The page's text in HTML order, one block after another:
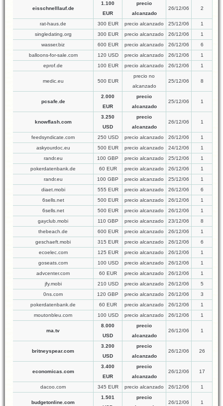
eisschnelllauf.de
1.100
EUR
precio
alcanzado
26/12/06 2
rat-haus.de 300 EUR precio alcanzado 25/12/06
1
singledating.org
300 EUR precio alcanzado 26/12/06
1
wasser.biz
600 EUR precio alcanzado 26/12/06
6
balloons-for-sale.com
120 USD precio alcanzado 26/12/06
1
eprof.de
100 EUR precio alcanzado 26/12/06 1
medic.eu 500 EUR
precio no
alcanzado
25/12/06 8
pcsafe.de
2.000
EUR
precio
alcanzado
25/12/06 1
knowflash.com
3.250
USD
precio
alcanzado
26/12/06 1
feedsyndicate.com 250 USD precio alcanzado 26/12/06
1
askyourdoc.eu
500 EUR precio alcanzado 24/12/06
1
randr.eu
100 GBP precio alcanzado 25/12/06
1
pokerdatenbank.de
60 EUR precio alcanzado 26/12/06
1
randr.eu
100 GBP precio alcanzado 25/12/06
1
diaet.mobi
555 EUR precio alcanzado 26/12/06
6
6sells.net
500 EUR precio alcanzado 26/12/06
1
6sells.net
500 EUR precio alcanzado 26/12/06
1
gayclub.mobi
110 GBP precio alcanzado 23/12/06
8
thebeach.de
600 EUR precio alcanzado 26/12/06
1
geschaeft.mobi
315 EUR precio alcanzado 26/12/06
6
ecoelec.com
125 EUR precio alcanzado 26/12/06
1
goseats.com
100 USD precio alcanzado 26/12/06
1
advcenter.com
60 EUR precio alcanzado 26/12/06
1
jfy.mobi
210 USD precio alcanzado 26/12/06
5
0ns.com
120 GBP precio alcanzado 26/12/06
3
pokerdatenbank.de
60 EUR precio alcanzado 26/12/06
1
moutonbleu.com
100 USD precio alcanzado 26/12/06 1
ma.tv
8.000
USD
precio
alcanzado
26/12/06 1
britneyspear.com
3.200
USD
precio
alcanzado
26/12/06 26
economicas.com
3.400
EUR
precio
alcanzado
26/12/06 17
dacoo.com 345 EUR precio alcanzado 26/12/06 1
budgetonline.com
1.501
precio
26/12/06 1